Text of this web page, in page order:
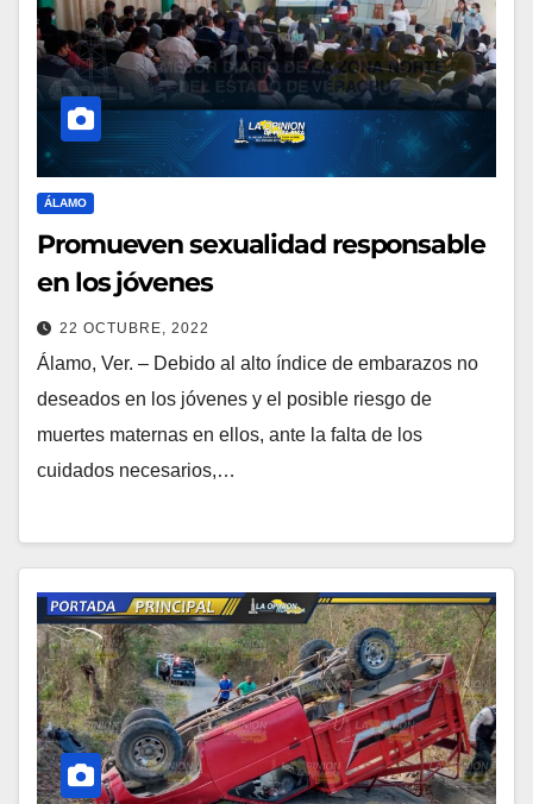
ÁLAMO
Promueven sexualidad responsable
en los jóvenes
22 OCTUBRE, 2022
Álamo, Ver. – Debido al alto índice de embarazos no
deseados en los jóvenes y el posible riesgo de
muertes maternas en ellos, ante la falta de los
cuidados necesarios,…